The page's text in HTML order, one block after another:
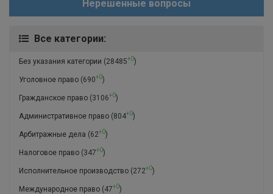
Нерешенные вопросы
Все категории:
Без указания категории (28485+0)
Уголовное право (690+0)
Гражданское право (3106+0)
Административное право (804+0)
Арбитражные дела (62+0)
Налоговое право (347+0)
Исполнительное производство (272+0)
Международное право (47+0)